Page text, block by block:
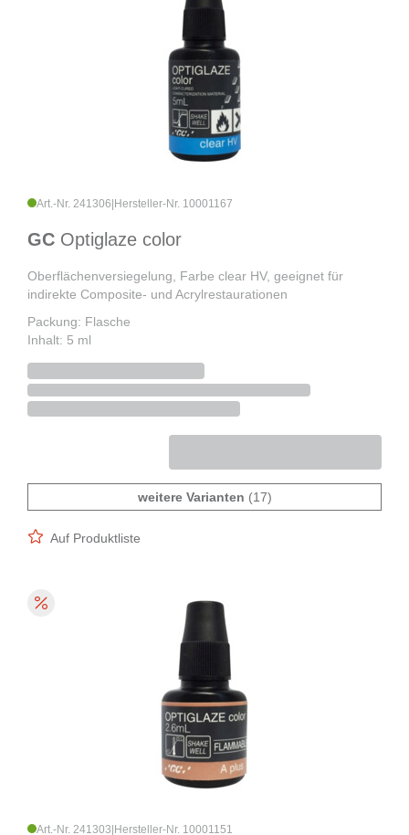
Art.-Nr. 241306 Hersteller-Nr. 10001167
GC Optiglaze color
Oberflächenversiegelung, Farbe clear HV, geeignet für
indirekte Composite- und Acrylrestaurationen
Packung: Flasche
Inhalt: 5 ml
weitere Varianten (17)
Auf Produktliste
Art.-Nr. 241303 Hersteller-Nr. 10001151